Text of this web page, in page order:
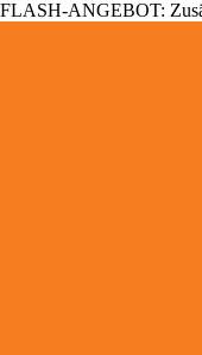
FLASH-ANGEBOT: